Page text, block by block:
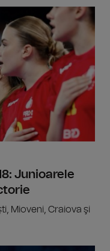
Junioarele
Mioveni, Craiova şi